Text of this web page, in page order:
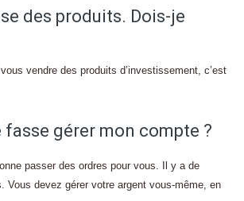
des produits. Dois-je
vendre des produits d’investissement, c’est
fasse gérer mon compte ?
passer des ordres pour vous. Il y a de
Vous devez gérer votre argent vous-même, en